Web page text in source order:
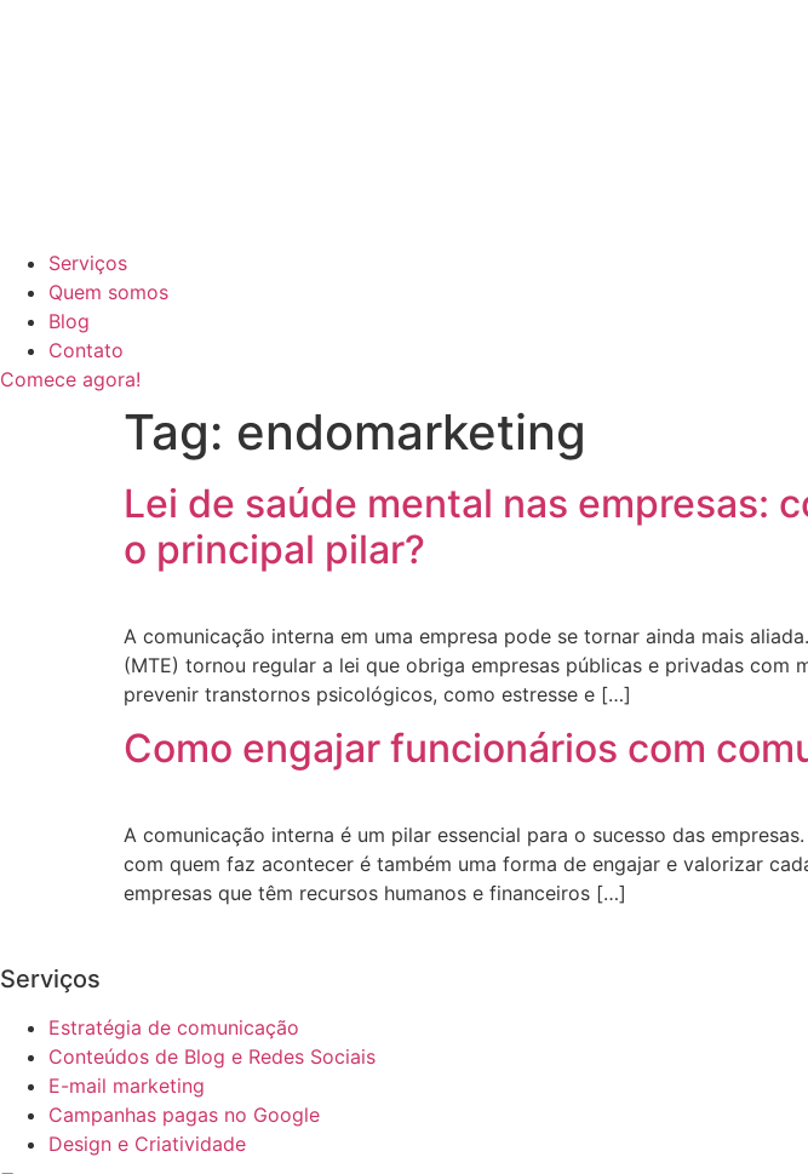
Serviços
Quem somos
Blog
Contato
Comece agora!
Tag: endomarketing
Lei de saúde mental nas empresas:
o principal pilar?
A comunicação interna em uma empresa pode se tornar ainda mais
(MTE) tornou regular a lei que obriga empresas públicas e privadas
prevenir transtornos psicológicos, como estresse e […]
Como engajar funcionários com
A comunicação interna é um pilar essencial para o sucesso das
com quem faz acontecer é também uma forma de engajar e valorizar
empresas que têm recursos humanos e financeiros […]
Serviços
Estratégia de comunicação
Conteúdos de Blog e Redes Sociais
E-mail marketing
Campanhas pagas no Google
Design e Criatividade